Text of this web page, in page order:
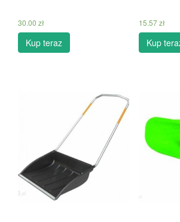
30.00 zł
Kup teraz
15.57zł
Kup